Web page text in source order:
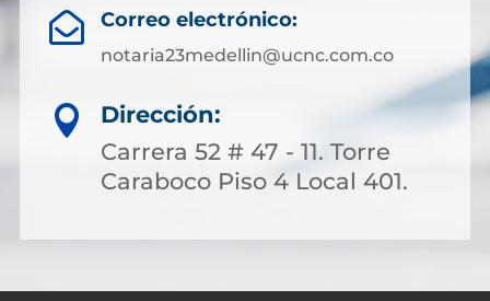
 Correo electrónico:
notaria23medellin@ucnc.com.co

Dirección:
Carrera 52 # 47 - 11. Torre
Caraboco Piso 4 Local 401.